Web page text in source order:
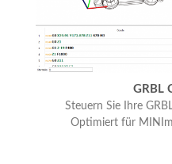
GRBL
Steuern Sie Ihre
Optimiert für